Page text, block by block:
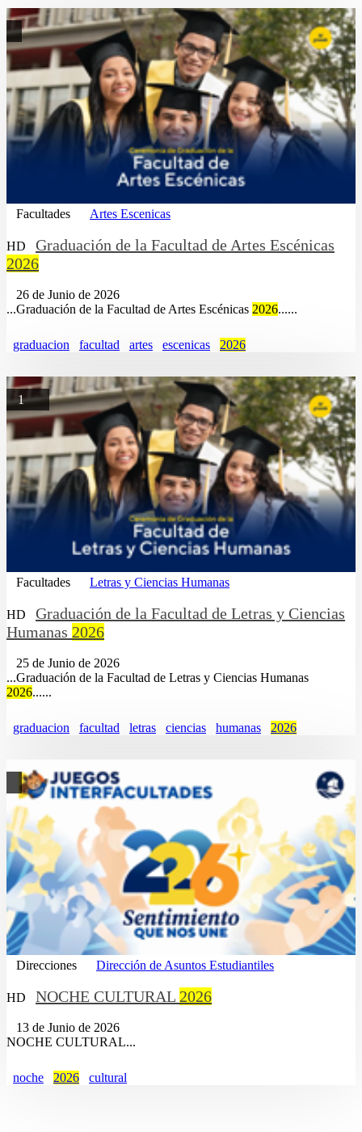
Facultades Artes Escenicas
HD
Graduación de la Facultad de Artes Escénicas
2026
26 de Junio de 2026
...Graduación de la Facultad de Artes Escénicas 2026......
graduacion facultad artes escenicas 2026
1
Facultades Letras y Ciencias Humanas
HD
Graduación de la Facultad de Letras y Ciencias
Humanas 2026
25 de Junio de 2026
...Graduación de la Facultad de Letras y Ciencias Humanas
2026......
graduacion facultad letras ciencias humanas 2026
Direcciones Dirección de Asuntos Estudiantiles
HD NOCHE CULTURAL 2026
13 de Junio de 2026
NOCHE CULTURAL...
noche 2026 cultural